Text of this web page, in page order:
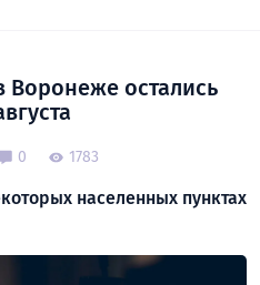
Воронеже остались
0 1783
населенных пунктах